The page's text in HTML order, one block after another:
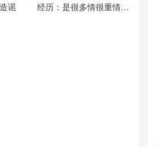
谣
经历：是很多情很重情的